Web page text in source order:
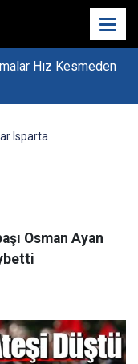
Hız Kesmeden
Isparta
Osman Ayan